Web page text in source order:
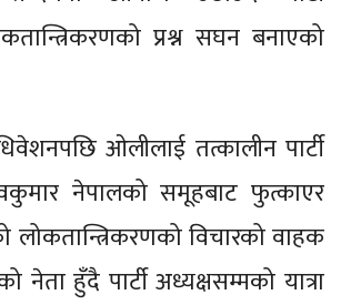
प्रश्न सघन बनाएको
ओलीलाई तत्कालीन पार्टी
नेपालको समूहबाट फुत्काएर
लोकतान्त्रिकरणको विचारको वाहक
नेता हुँदै पार्टी अध्यक्षसम्मको यात्रा